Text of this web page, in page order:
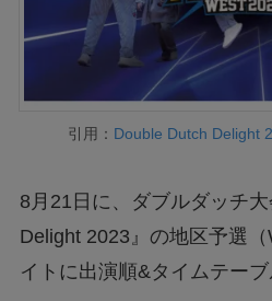
引用： Double Dutch Delight
8月21日に、ダブルダッチ
Delight 2023』の地区予選
イトに出演順&タイムテーブ